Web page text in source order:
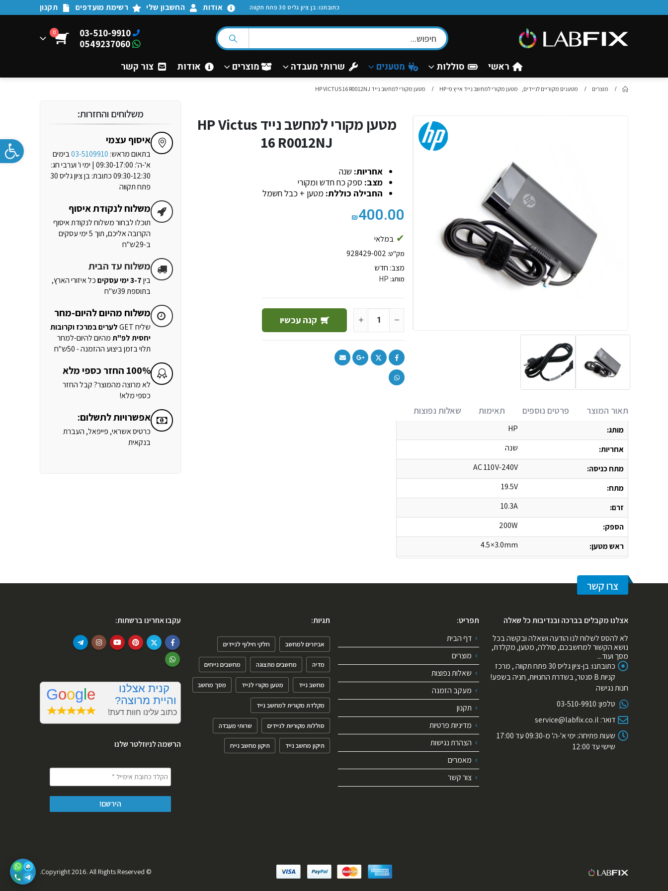
כתובתנו: בן ציון גליס 30 פתח תקווה אודות החשבון שלי רשימת מועדפים תקנון
03-510-9910
0549237060
0
ראשי סוללות מטענים שרותי מעבדה מוצרים אודות צור קשר
מוצרים מטענים מקוריים לניידים, מטען מקורי למחשב נייד אייץ פי HP מטען מקורי למחשב נייד HP VICTUS 16 R0012NJ
מטען מקורי למחשב נייד HP Victus
16 R0012NJ
אחריות: שנה
מצב: ספק כח חדש ומקורי
החבילה כוללת: מטען + כבל חשמל
₪400.00
במלאי
מק"ט: 928429-002
מצב: חדש
מותג: HP
קנה עכשיו
תאור המוצר פרטים נוספים תאימות שאלות נפוצות
מותג:
HP
אחריות:
שנה
מתח כניסה:
AC 110V-240V
מתח:
19.5V
זרם:
10.3A
הספק:
200W
ראש מטען:
4.5×3.0mm
משלוחים והחזרות:
איסוף עצמי
בתאום מראש: 03-5109910בימים
א'-ה': 09:30-17:00 | ימי ו' וערבי חג:
09:30-12:30 כתובת: בן ציון גליס 30
פתח תקווה
משלוח לנקודת איסוף
תוכלו לבחור משלוח לנקודת איסוף
הקרובה אליכם, תוך 5 ימי עסקים
ב-29ש"ח
משלוח עד הבית
בין3-7 ימי עסקים
כל איזורי הארץ,
בתוספת 39ש"ח
משלוח מהיום להיום-מחר
שליח GET
לערים במרכז וקרובות
יחסית לפ"תמהיום להיום-למחר
תלוי בזמן ביצוע ההזמנה - 50ש"ח
100% החזר כספי מלא
לא מרוצה מהמוצר? קבל החזר
כספי מלא!
אפשרויות לתשלום:
כרטיס אשראי, פייפאל, העברת
בנקאית
צרו קשר
אצלנו מקבלים בברכה ובנדיבות כל שאלה
לא להסס לשלוח לנו הודעה ושאלה ובקשה בכל
נושא הקשור למחשבכם, סוללה, מטען, מקלדת,
מסך ועוד...
כתובתנו:
בן-ציון גליס 30 פתח תקווה , מרכז
קניות B סנטר, בשדרת החנויות, חניה בשפע!
חנות נגישה
טלפון: 03-510-9910
דואר: service@labfix.co.il
שעות פתיחה:
ימי א'-ה' מ-09:30 עד 17:00
שישי עד 12:00
תפריט:
דף הבית
מוצרים
שאלות נפוצות
מעקב הזמנה
תקנון
מדיניות פרטיות
הצהרת נגישות
מאמרים
צור קשר
תגיות:
אביזרים למחשב חלקי חילוף לניידים
מדיה מחשבים מתצוגה מחשבים נייחים
מחשב נייד מטען מקורי לנייד מסך מחשב
מקלדת מקורית למחשב נייד
סוללות מקוריות לניידים שרותי מעבדה
תיקון מחשב נייד תיקון מחשב נייח
עקבו אחרינו ברשתות:
הרשמה לניוזלטר שלנו
© Copyright 2016. All Rights Reserved.